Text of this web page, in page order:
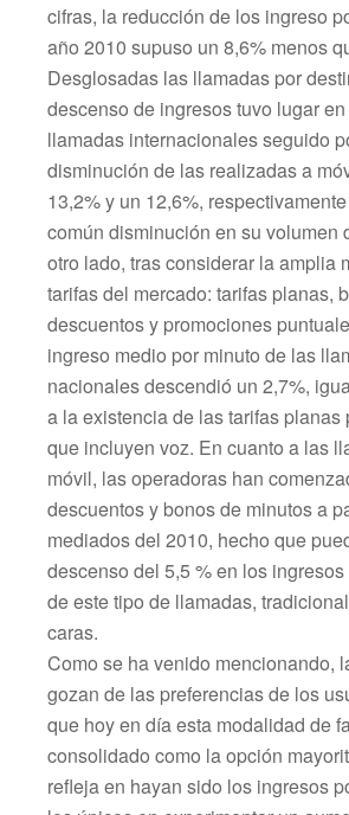
cifras, la reducción de los ingreso
año 2010 supuso un 8,6% menos
Desglosadas las llamadas por
descenso de ingresos tuvo lugar
llamadas internacionales seguido
disminución de las realizadas a
13,2% y un 12,6%,
común disminución en su volumen
otro lado, tras considerar la amplia
tarifas del mercado: tarifas planas,
descuentos y promociones
ingreso medio por minuto de las
nacionales descendió un 2,7%,
a la existencia de las tarifas planas
que incluyen voz. En cuanto a las
móvil, las operadoras han
descuentos y bonos de minutos a
mediados del 2010, hecho que
descenso del 5,5 % en los
de este tipo de llamadas,
caras.
Como se ha venido mencionando,
gozan de las preferencias de los
que hoy en día esta modalidad de
consolidado como la opción
refleja en hayan sido los ingresos